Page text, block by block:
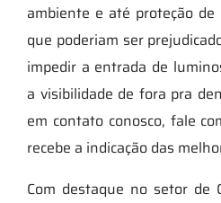
ambiente e até proteção de
que poderiam ser
impedir a entrada de
a visibilidade de fora pra
em contato conosco, fale
recebe a indicação das
Com destaque no setor de